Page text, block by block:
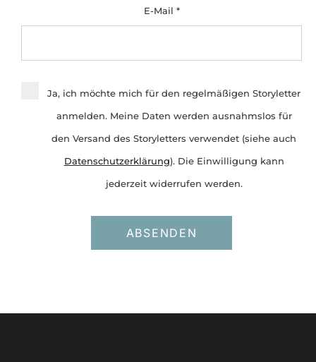
E-Mail *
Ja, ich möchte mich für den regelmäßigen Storyletter
anmelden. Meine Daten werden ausnahmslos für
den Versand des Storyletters verwendet (siehe auch
Datenschutzerklärung). Die Einwilligung kann
jederzeit widerrufen werden.